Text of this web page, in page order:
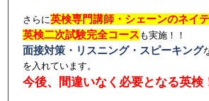
さらに英検専門講師・シェーンのネイ
英検二次試験完全コース も実施！！
面接対策・リスニング・スピーキング
を入れています。
今後、間違いなく必要となる英検